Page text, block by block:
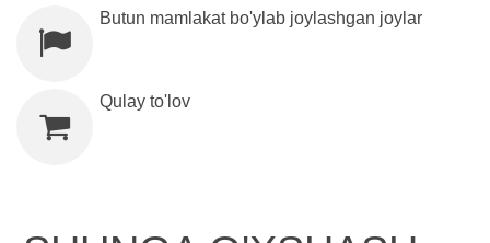
Butun mamlakat bo'ylab joylashgan joylar
Qulay to'lov